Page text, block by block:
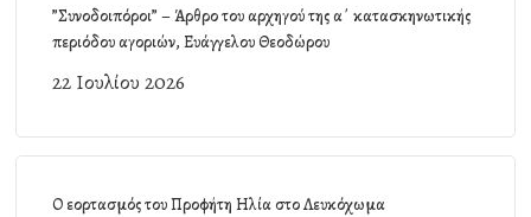
”Συνοδοιπόροι” – Άρθρο του αρχηγού της α΄ κατασκηνωτικής
περιόδου αγοριών, Ευάγγελου Θεοδώρου
22 Ιουλίου 2026
Ο εορτασμός του Προφήτη Ηλία στο Λευκόχωμα